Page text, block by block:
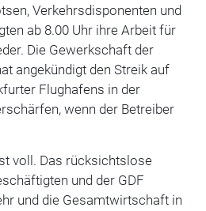
Verkehrsdisponenten und
ab 8.00 Uhr ihre Arbeit für
Die Gewerkschaft der
angekündigt den Streik auf
Flughafens in der
wenn der Betreiber
voll. Das rücksichtslose
und der GDF
und die Gesamtwirtschaft in